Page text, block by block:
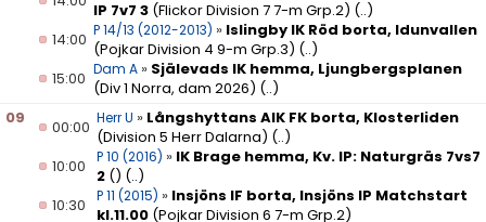
IP 7v7 3 (Flickor Division 7 7-m Grp.2) (..)
14:00 P 14/13 (2012-2013) » Islingby IK Röd borta, Idunvallen
(Pojkar Division 4 9-m Grp.3) (..)
15:00 Dam A » Själevads IK hemma, Ljungbergsplanen
(Div 1 Norra, dam 2026) (..)
09
00:00 Herr U » Långshyttans AIK FK borta, Klosterliden
(Division 5 Herr Dalarna) (..)
10:00
P 10 (2016) » IK Brage hemma, Kv. IP: Naturgräs 7vs7
2 () (..)
10:30
P 11 (2015) » Insjöns IF borta, Insjöns IP Matchstart
kl.11.00 (Pojkar Division 6 7-m Grp.2)